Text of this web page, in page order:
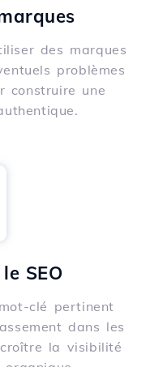
des marques
problèmes
construire une
SEO
clé pertinent
dans les
la visibilité